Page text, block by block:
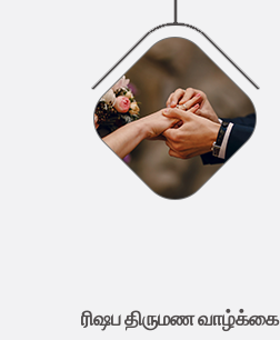
ரிஷப திருமண வாழ்க்கை